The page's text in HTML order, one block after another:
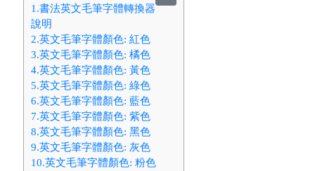
1.書法英文毛筆字體轉換器
說明
2.英文毛筆字體顏色: 紅色
3.英文毛筆字體顏色: 橘色
4.英文毛筆字體顏色: 黃色
5.英文毛筆字體顏色: 綠色
6.英文毛筆字體顏色: 藍色
7.英文毛筆字體顏色: 紫色
8.英文毛筆字體顏色: 黑色
9.英文毛筆字體顏色: 灰色
10.英文毛筆字體顏色: 粉色